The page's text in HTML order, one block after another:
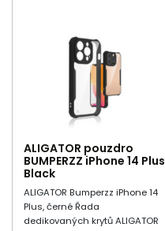
ALIGATOR pouzdro
BUMPERZZ iPhone 14 Plus
Black
ALIGATOR Bumperzz iPhone 14
Plus, černé Řada
dedikovaných krytů ALIGATOR